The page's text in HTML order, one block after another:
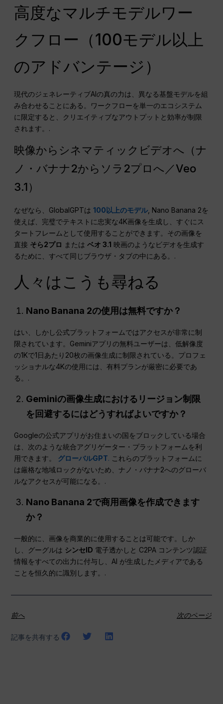
高度なマルチモデルワー
クフロー（100モデル以上
のアドバンテージ）
現代のジェネレーティブAIの真の力は、異なる基盤モデルを組
み合わせることにある。ワークフローを単一のエコシステム
に限定すると、クリエイティブなアウトプットと効率が制限
されます。.
映像からシネマティックビデオへ（ナ
ノ・バナナ2からソラ2プロへ／Veo
3.1）
なぜなら、GlobalGPTは100以上のモデル, Nano Banana 2を
使えば、完璧でテキストに忠実な4K画像を生成し、すぐにス
タートフレームとして使用することができます。その画像を
直接 そら2プロ またはベオ 3.1 映画のようなビデオを生成す
るために、すべて同じブラウザ・タブの中にある。.
人々はこうも尋ねる
Nano Banana 2の使用は無料ですか？
はい、しかし公式プラットフォームではアクセスが非常に制
限されています。Geminiアプリの無料ユーザーは、低解像度
の1Kで1日あたり20枚の画像生成に制限されている。プロフェ
ッショナルな4Kの使用には、有料プランが厳密に必要であ
る。.
Geminiの画像生成におけるリージョン制限
を回避するにはどうすればよいですか？
Googleの公式アプリがお住まいの国をブロックしている場合
は、次のような統合アグリゲーター・プラットフォームを利
用できます。 グローバルGPT. これらのプラットフォームに
は厳格な地域ロックがないため、ナノ・バナナ2へのグローバ
ルなアクセスが可能になる。.
Nano Banana 2で商用画像を作成できます
か？
一般的に、画像を商業的に使用することは可能です。しか
し、グーグルは シンセID 電子透かしと C2PA コンテンツ認証
情報をすべての出力に付与し、AI が生成したメディアである
ことを恒久的に識別します。.
前へ 次のページ
記事を共有する